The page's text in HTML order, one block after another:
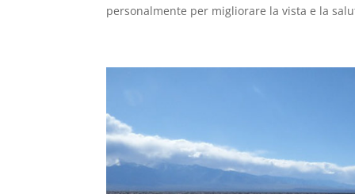
personalmente per migliorare la vista e la